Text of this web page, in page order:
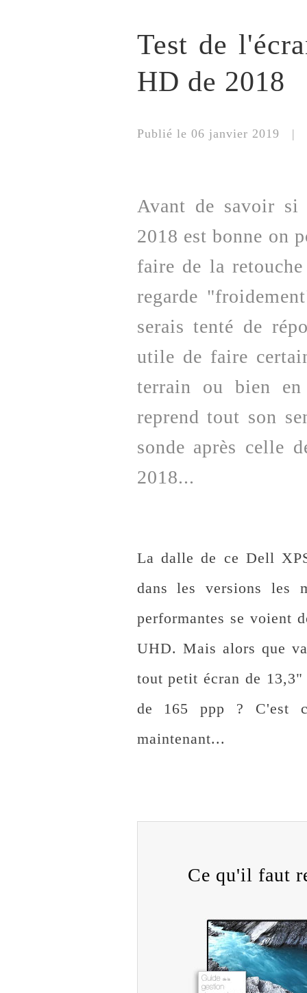
Test de
HD de 2018
Publié le 06 janvier 2019 |
Avant de savoir
2018 est bonne on
faire de la
regarde
serais tenté de
utile de faire
terrain ou bien en
reprend tout son
sonde après celle
2018...
La dalle de ce Dell
dans les versions les
performantes se voient
UHD. Mais alors que
tout petit écran de
de 165 ppp ? C'est
maintenant...
Ce qu'il faut